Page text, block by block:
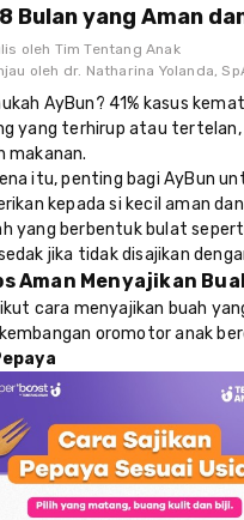
Bulan yang Aman
oleh Tim Tentang Anak
oleh dr. Natharina Yolanda,
AyBun? 41% kasus
yang terhirup atau tertelan,
makanan.
itu, penting bagi AyBun
kepada si kecil aman
yang berbentuk bulat
jika tidak disajikan
Aman Menyajikan
cara menyajikan buah
oromotor anak